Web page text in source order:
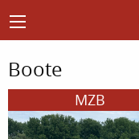
Boote
MZB